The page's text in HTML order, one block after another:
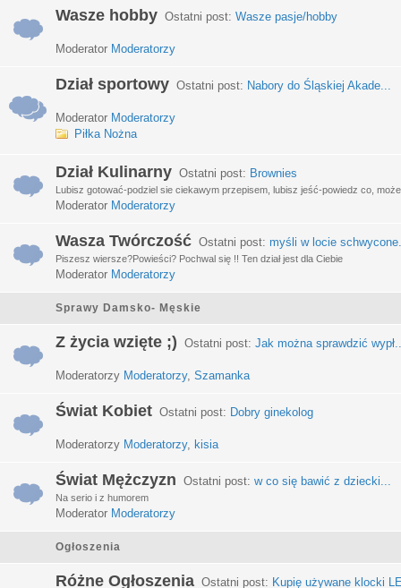
Wasze hobby Ostatni post: Wasze pasje/hobby
Moderator Moderatorzy
Dział sportowy Ostatni post: Nabory do Śląskiej Akade...
Moderator Moderatorzy
Piłka Nożna
Dział Kulinarny Ostatni post: Brownies
Lubisz gotować-podziel sie ciekawym przepisem, lubisz jeść-powiedz co,
Moderator Moderatorzy
Wasza Twórczość Ostatni post: myśli w locie
Piszesz wiersze?Powieści? Pochwal się !! Ten dział jest dla Ciebie
Moderator Moderatorzy
Sprawy Damsko- Męskie
Z życia wzięte ;) Ostatni post: Jak można sprawdzić
Moderatorzy Moderatorzy, Szamanka
Świat Kobiet Ostatni post: Dobry ginekolog
Moderatorzy Moderatorzy, kisia
Świat Mężczyzn Ostatni post: w co się bawić z dziecki...
Na serio i z humorem
Moderator Moderatorzy
Ogłoszenia
Różne Ogłoszenia Ostatni post: Kupię używane klocki